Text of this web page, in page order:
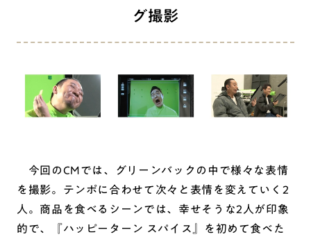
グ撮影
今回のCMでは、グリーンバックの中で様々な表情
を撮影。テンポに合わせて次々と表情を変えていく2
人。商品を食べるシーンでは、幸せそうな2人が印象
的で、『ハッピーターン スパイス』を初めて食べた